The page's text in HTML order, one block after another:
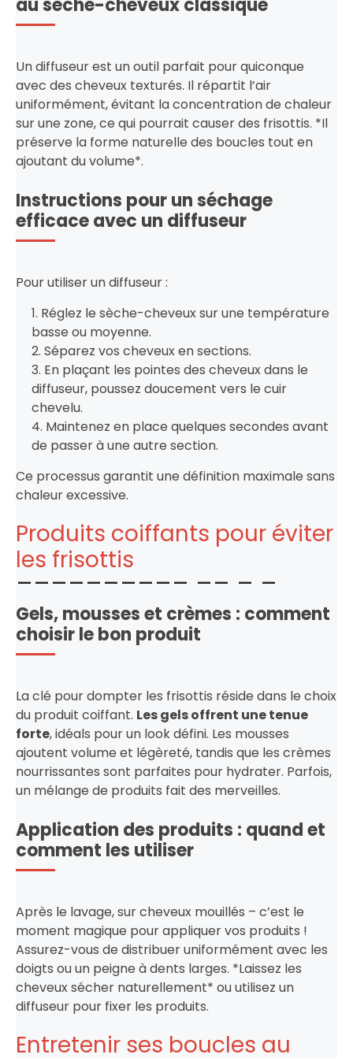
au sèche-cheveux classique
Un diffuseur est un outil parfait pour quiconque
avec des cheveux texturés. Il répartit l’air
uniformément, évitant la concentration de chaleur
sur une zone, ce qui pourrait causer des frisottis. *Il
préserve la forme naturelle des boucles tout en
ajoutant du volume*.
Instructions pour un séchage
efficace avec un diffuseur
Pour utiliser un diffuseur :
1. Réglez le sèche-cheveux sur une température
basse ou moyenne.
2. Séparez vos cheveux en sections.
3. En plaçant les pointes des cheveux dans le
diffuseur, poussez doucement vers le cuir
chevelu.
4. Maintenez en place quelques secondes avant
de passer à une autre section.
Ce processus garantit une définition maximale sans
chaleur excessive.
Produits coiffants pour éviter
les frisottis
Gels, mousses et crèmes : comment
choisir le bon produit
La clé pour dompter les frisottis réside dans le choix
du produit coiffant. Les gels offrent une tenue
forte, idéals pour un look défini. Les mousses
ajoutent volume et légèreté, tandis que les crèmes
nourrissantes sont parfaites pour hydrater. Parfois,
un mélange de produits fait des merveilles.
Application des produits : quand et
comment les utiliser
Après le lavage, sur cheveux mouillés – c’est le
moment magique pour appliquer vos produits !
Assurez-vous de distribuer uniformément avec les
doigts ou un peigne à dents larges. *Laissez les
cheveux sécher naturellement* ou utilisez un
diffuseur pour fixer les produits.
Entretenir ses boucles au